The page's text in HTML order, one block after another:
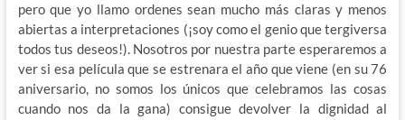
pero que yo llamo ordenes sean mucho más claras y menos
abiertas a interpretaciones (¡soy como el genio que tergiversa
todos tus deseos!). Nosotros por nuestra parte esperaremos a
ver si esa película que se estrenara el año que viene (en su 76
aniversario, no somos los únicos que celebramos las cosas
cuando nos da la gana) consigue devolver la dignidad al